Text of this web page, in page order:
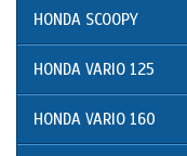
HONDA SCOOPY
HONDA VARIO 125
HONDA VARIO 160